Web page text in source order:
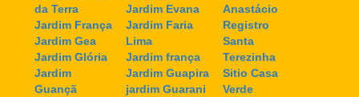
da Terra
Jardim França
Jardim Gea
Jardim Glória
Jardim
Guançã
Jardim Evana
Jardim Faria
Lima
Jardim frança
Jardim Guapira
jardim Guarani
Anastácio
Registro
Santa
Terezinha
Sitio Casa
Verde